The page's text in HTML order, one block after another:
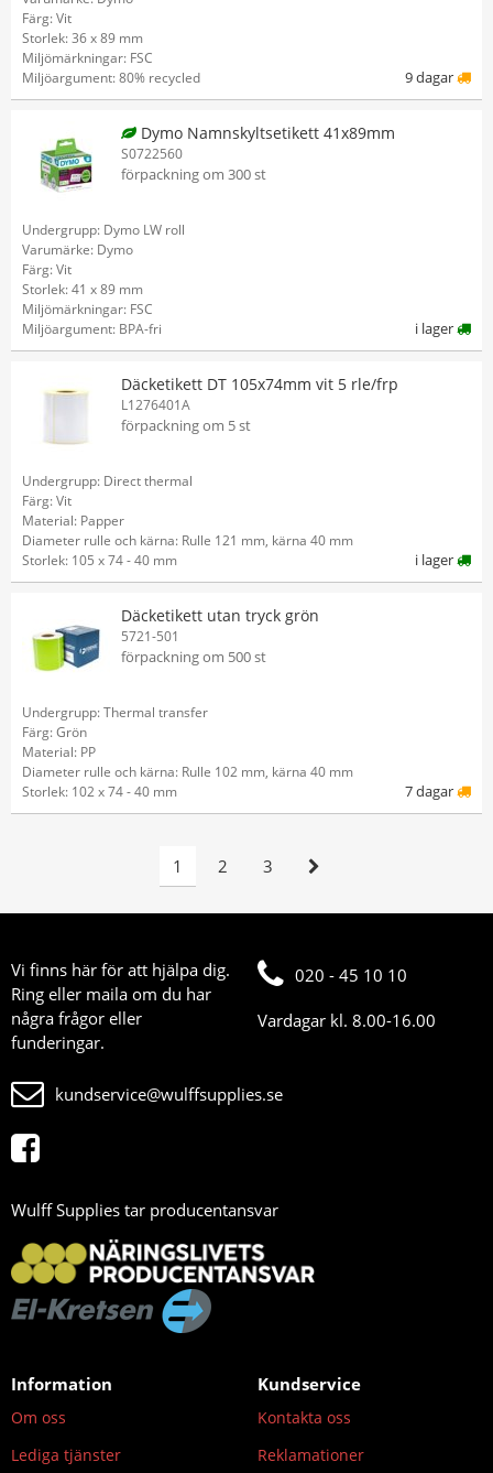
Färg: Vit
Storlek: 36 x 89 mm
Miljömärkningar: FSC
Miljöargument: 80% recycled
9 dagar
Dymo Namnskyltsetikett 41x89mm
S0722560
förpackning om 300 st
Undergrupp: Dymo LW roll
Varumärke: Dymo
Färg: Vit
Storlek: 41 x 89 mm
Miljömärkningar: FSC
Miljöargument: BPA-fri
i lager
Däcketikett DT 105x74mm vit 5 rle/frp
L1276401A
förpackning om 5 st
Undergrupp: Direct thermal
Färg: Vit
Material: Papper
Diameter rulle och kärna: Rulle 121 mm, kärna 40 mm
Storlek: 105 x 74 - 40 mm
i lager
Däcketikett utan tryck grön
5721-501
förpackning om 500 st
Undergrupp: Thermal transfer
Färg: Grön
Material: PP
Diameter rulle och kärna: Rulle 102 mm, kärna 40 mm
Storlek: 102 x 74 - 40 mm
7 dagar
1 2 3
Vi finns här för att hjälpa dig.
Ring eller maila om du har
några frågor eller
funderingar.
020 - 45 10 10
Vardagar kl. 8.00-16.00
kundservice@wulffsupplies.se
Wulff Supplies tar producentansvar
Information
Om oss
Lediga tjänster
Kundservice
Kontakta oss
Reklamationer